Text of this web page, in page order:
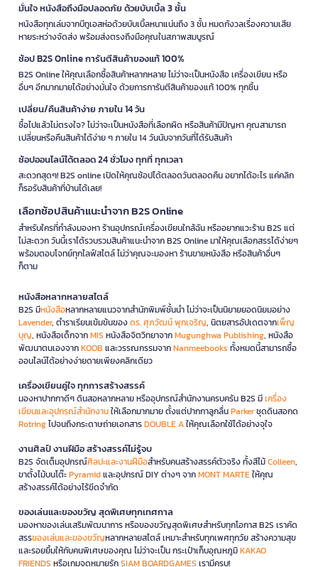
มั่นใจ หนังสือถึงมือปลอดภัย ด้วยบับเบิ้ล 3 ชั้น
หนังสือทุกเล่มจากบีทูเอสห่อด้วยบับเบิ้ลหนาแน่นถึง 3 ชั้น หมดกังวลเรื่องความเสีย
หายระหว่างจัดส่ง พร้อมส่งตรงถึงมือคุณในสภาพสมบูรณ์
ช้อป B2S Online การันตีสินค้าของแท้ 100%
B2S Online ให้คุณเลือกซื้อสินค้าหลากหลาย ไม่ว่าจะเป็นหนังสือ เครื่องเขียน หรือ
อื่นๆ อีกมากมายได้อย่างมั่นใจ ด้วยการการันตีสินค้าของแท้ 100% ทุกชิ้น
เปลี่ยน/คืนสินค้าง่าย ภายใน 14 วัน
ซื้อไปแล้วไม่ตรงใจ? ไม่ว่าจะเป็นหนังสือที่เลือกผิด หรือสินค้ามีปัญหา คุณสามารถ
เปลี่ยนหรือคืนสินค้าได้ง่าย ๆ ภายใน 14 วันนับจากวันที่ได้รับสินค้า
ช้อปออนไลน์ได้ตลอด 24 ชั่วโมง ทุกที่ ทุกเวลา
สะดวกสุดๆ! B2S online เปิดให้คุณช้อปได้ตลอดวันตลอดคืน อยากได้อะไร แค่คลิก
ก็รอรับสินค้าที่บ้านได้เลย!
เลือกช้อปสินค้าแนะนำจาก B2S Online
สำหรับใครที่กำลังมองหา ร้านอุปกรณ์เครื่องเขียนใกล้ฉัน หรืออยากแวะร้าน B2S แต่
ไม่สะดวก วันนี้เราได้รวบรวมสินค้าแนะนำจาก B2S Online มาให้คุณเลือกสรรได้ง่ายๆ
พร้อมตอบโจทย์ทุกไลฟ์สไตล์ ไม่ว่าคุณจะมองหา ร้านขายหนังสือ หรือสินค้าอื่นๆ
ก็ตาม
หนังสือหลากหลายสไตล์
B2S มีหนังสือหลากหลายแนวจากสำนักพิมพ์ชั้นนำ ไม่ว่าจะเป็นนิยายยอดนิยมอย่าง
Lavender, ตำราเรียนเข้มข้นของดร. ศุภวัฒน์ พุกเจริญ, นิตยสารอัปเดตจากเพ็ญ
บุญ, หนังสือเด็กจากMIS หนังสือจิตวิทยาจากMugunghwa Publishing, หนังสือ
พัฒนาตนเองจากKOOB และวรรณกรรมจากNanmeebooks ทั้งหมดนี้สามารถซื้อ
ออนไลน์ได้อย่างง่ายดายเพียงคลิกเดียว
เครื่องเขียนคู่ใจ ทุกการสร้างสรรค์
มองหาปากกาดีๆ ดินสอหลากหลาย หรืออุปกรณ์สำนักงานครบครัน B2S มีเครื่อง
เขียนและอุปกรณ์สำนักงานให้เลือกมากมาย ตั้งแต่ปากกาลูกลื่นParkerชุดดินสอกด
Rotringไปจนถึงกระดาษถ่ายเอกสารDOUBLE Aให้คุณเลือกใช้ได้อย่างจุใจ
งานศิลป์ งานฝีมือ สร้างสรรค์ไม่รู้จบ
B2S จัดเต็มอุปกรณ์ศิลปะและงานฝีมือสำหรับคนสร้างสรรค์ตัวจริง ทั้งสีไม้Colleen,
ขาตั้งไม้บนโต๊ะPyramidและอุปกรณ์ DIY ต่างๆ จากMONT MARTEให้คุณ
สร้างสรรค์ได้อย่างไร้ขีดจำกัด
ของเล่นและของขวัญ สุดพิเศษทุกเทศกาล
มองหาของเล่นเสริมพัฒนาการ หรือของขวัญสุดพิเศษสำหรับทุกโอกาส B2S เราคัด
สรรของเล่นและของขวัญหลากหลายสไตล์ เหมาะสำหรับทุกเพศทุกวัย สร้างความสุข
และรอยยิ้มให้กับคนพิเศษของคุณ ไม่ว่าจะเป็น กระเป๋าเก็บอุณหภูมิKAKAO
FRIENDS หรือเกมจดหมายรักSIAM BOARDGAMES เรามีครบ!